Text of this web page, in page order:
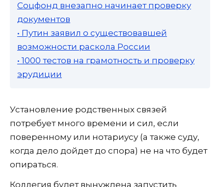
Соцфонд внезапно начинает проверку
документов
• Путин заявил о существовавшей
возможности раскола России
• 1000 тестов на грамотность и проверку
эрудиции
Установление родственных связей
потребует много времени и сил, если
поверенному или нотариусу (а также суду,
когда дело дойдет до спора) не на что будет
опираться.
Коллегия будет вынуждена запустить